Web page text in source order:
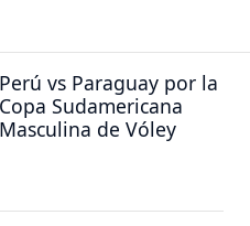
Perú vs Paraguay por la
Copa Sudamericana
Masculina de Vóley